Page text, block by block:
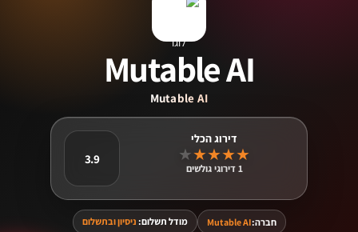
Mutable AI
Mutable AI
3.9 ★
★
★
★
★
1 דירוגי גולשים
חברה:Mutable AI מודל תשלום: ניסיון ובתשלום